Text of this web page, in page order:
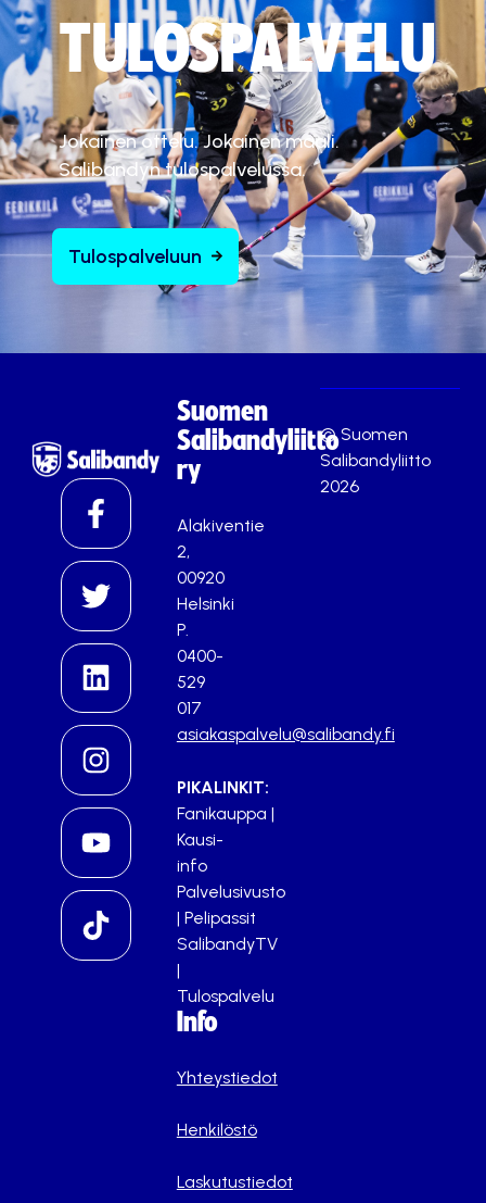
TULOSPALVELU
Jokainen ottelu. Jokainen maali.
Salibandyn tulospalvelussa.
Tulospalveluun
Suomen
Salibandyliitto
ry
Alakiventie
2,
00920
Helsinki
P.
0400-
529
017
asiakaspalvelu@salibandy.fi
PIKALINKIT:
Fanikauppa |
Kausi-
info
Palvelusivusto
| Pelipassit
SalibandyTV
|
Tulospalvelu
Info
Yhteystiedot
Henkilöstö
Laskutustiedot
© Suomen
Salibandyliitto
2026